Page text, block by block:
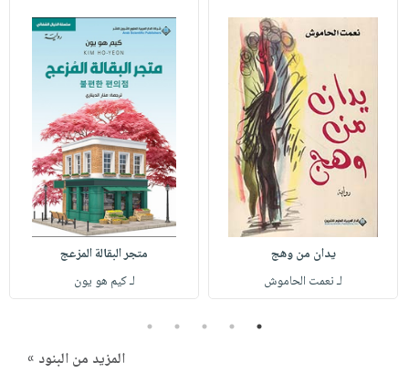
اكسسوارات
مطرزات
حقائب
حلي
عناية
بالذات
صابون
أطفال
مناسبات
القراءة
حدود
وفرات
عن
الشركة
سياسة
فيديوهات
حسابك
لائحة
يدان من وهج
لـ نعمت الحاموش
متجر البقالة المزعج
لـ كيم هو يون
1
2
3
4
5
المزيد من البنود »